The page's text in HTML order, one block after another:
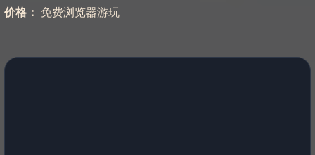
价格： 免费浏览器游玩